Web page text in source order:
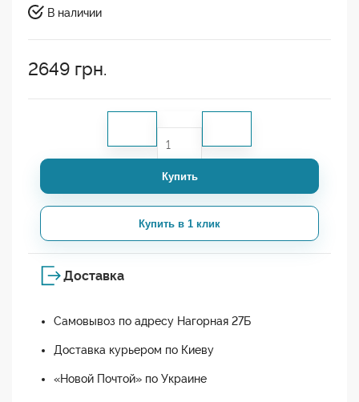
В наличии
2649 грн.
Купить
Купить в 1 клик
Доставка
Самовывоз по адресу Нагорная 27Б
Доставка курьером по Киеву
«Новой Почтой» по Украине